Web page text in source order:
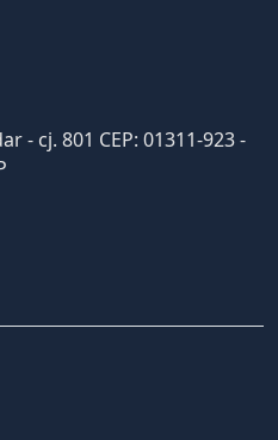
- cj. 801 CEP: 01311-923 -